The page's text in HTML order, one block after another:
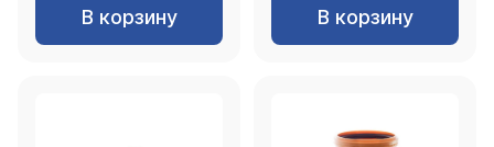
В корзину В корзину